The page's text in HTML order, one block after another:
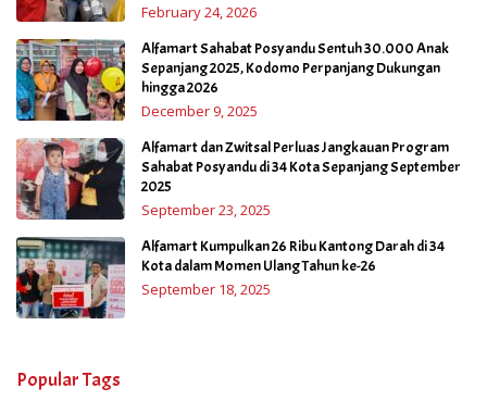
February 24, 2026
Alfamart Sahabat Posyandu Sentuh 30.000 Anak
Sepanjang 2025, Kodomo Perpanjang Dukungan
hingga 2026
December 9, 2025
Alfamart dan Zwitsal Perluas Jangkauan Program
Sahabat Posyandu di 34 Kota Sepanjang September
2025
September 23, 2025
Alfamart Kumpulkan 26 Ribu Kantong Darah di 34
Kota dalam Momen Ulang Tahun ke-26
September 18, 2025
Popular Tags